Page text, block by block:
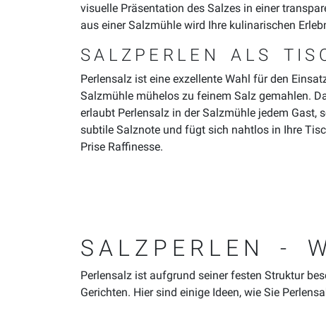
visuelle Präsentation des Salzes in einer
aus einer Salzmühle wird Ihre kulinarischen
SALZPERLEN ALS
Perlensalz ist eine exzellente Wahl für den
Salzmühle mühelos zu feinem Salz gemahlen.
erlaubt Perlensalz in der Salzmühle jedem
subtile Salznote und fügt sich nahtlos in Ihre
Prise Raffinesse.
SALZPERLEN -
Perlensalz ist aufgrund seiner festen Struktur
Gerichten. Hier sind einige Ideen, wie Sie